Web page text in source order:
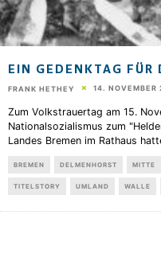
EIN GEDENKTAG FÜR
FRANK HETHEY 14. NOVEMBER
Zum Volkstrauertag am 15.
Nationalsozialismus zum
Landes Bremen im Rathaus
BREMEN DELMENHORST MITTE
TITELSTORY UMLAND WALLE